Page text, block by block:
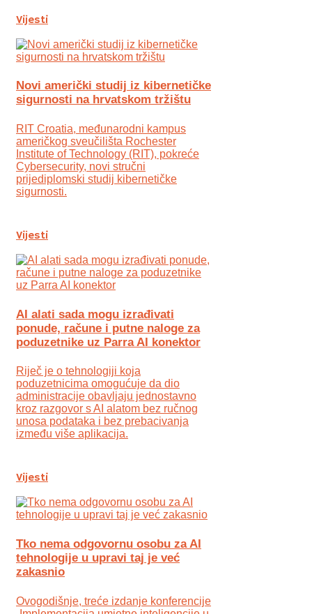
Vijesti
Novi američki studij iz kibernetičke
sigurnosti na hrvatskom tržištu
RIT Croatia, međunarodni kampus
američkog sveučilišta Rochester
Institute of Technology (RIT), pokreće
Cybersecurity, novi stručni
prijediplomski studij kibernetičke
sigurnosti.
Vijesti
AI alati sada mogu izrađivati
ponude, račune i putne naloge za
poduzetnike uz Parra AI konektor
Riječ je o tehnologiji koja
poduzetnicima omogućuje da dio
administracije obavljaju jednostavno
kroz razgovor s AI alatom bez ručnog
unosa podataka i bez prebacivanja
između više aplikacija.
Vijesti
Tko nema odgovornu osobu za AI
tehnologije u upravi taj je već
zakasnio
Ovogodišnje, treće izdanje konferencije